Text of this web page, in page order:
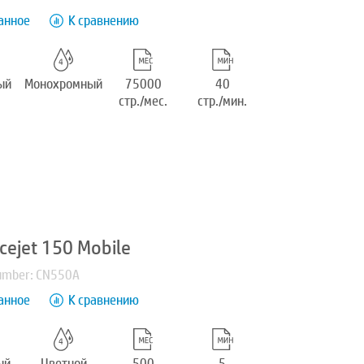
К сравнению
Монохромный
75000
стр./мес.
40
стр./мин.
150 Mobile
CN550A
К сравнению